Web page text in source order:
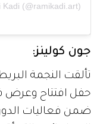
Kadi (@ramikadi.art)
جون كولينز:
تألقت النجمة